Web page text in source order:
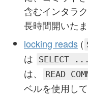
含むインタラ
長時間開いた
locking reads (
は
SELECT ...
は、
READ
ベルを使用し